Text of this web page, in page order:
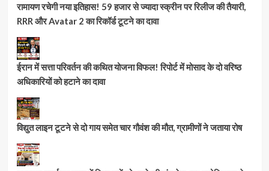
रामायण रचेगी नया इतिहास! 59 हजार से ज्यादा स्क्रीन पर रिलीज की तैयारी,
RRR और Avatar 2 का रिकॉर्ड टूटने का दावा
ईरान में सत्ता परिवर्तन की कथित योजना विफल! रिपोर्ट में मोसाद के दो वरिष्ठ
अधिकारियों को हटाने का दावा
विद्युत लाइन टूटने से दो गाय समेत चार गौवंश की मौत, ग्रामीणों ने जताया रोष